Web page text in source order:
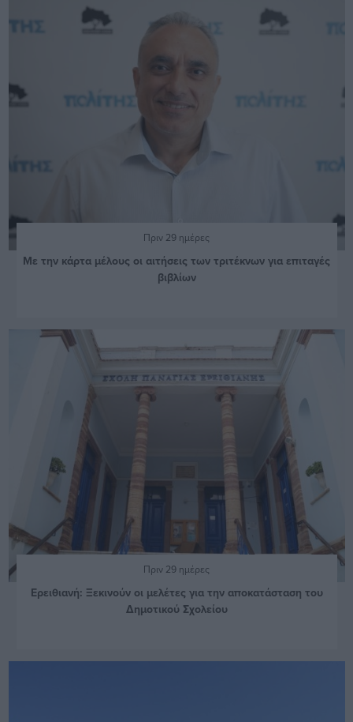
Πριν 29 ημέρες
Με την κάρτα μέλους οι αιτήσεις των τριτέκνων για επιταγές
βιβλίων
Πριν 29 ημέρες
Ερειθιανή: Ξεκινούν οι μελέτες για την αποκατάσταση του
Δημοτικού Σχολείου